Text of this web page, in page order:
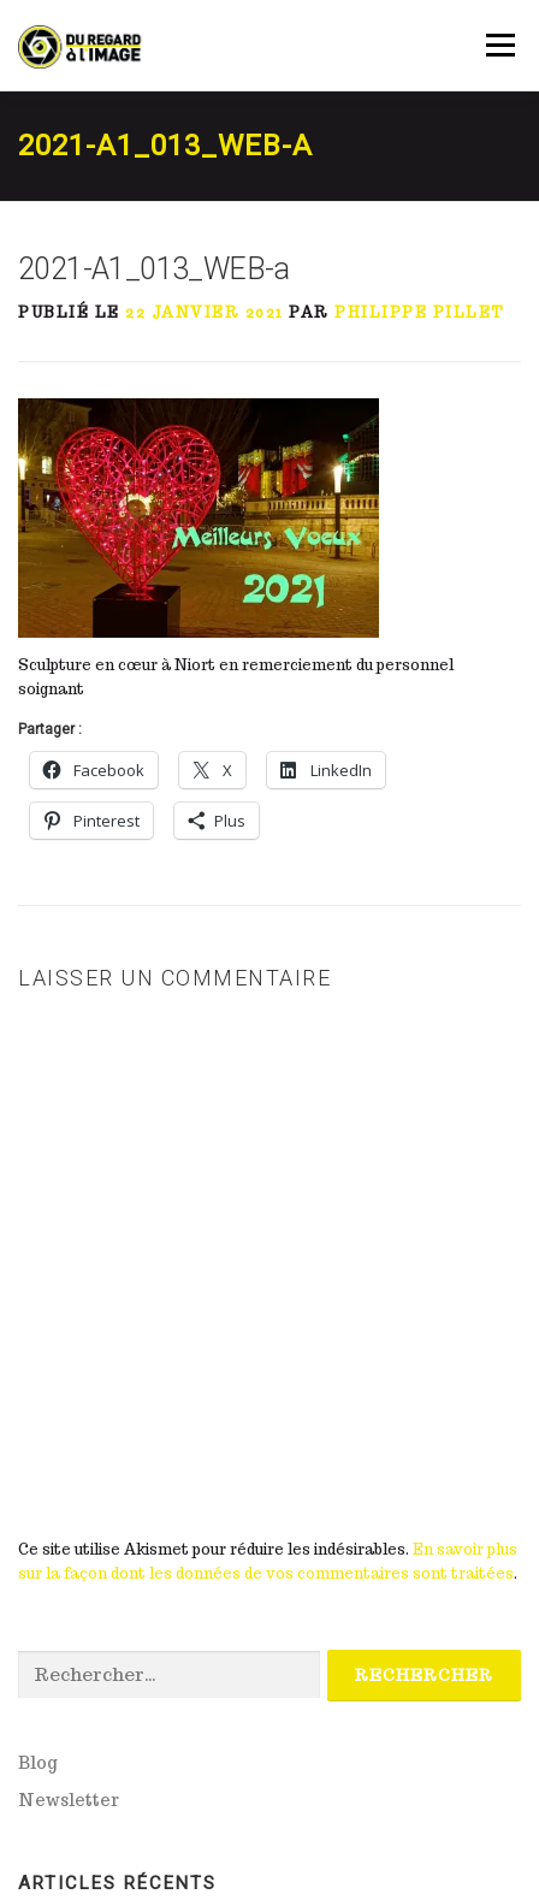
contenu
Menu
PRESTATIONS AGENDA
CONTACT
2021-A1_013_WEB-A
2021-A1_013_WEB-a
PUBLIÉ LE 22 JANVIER 2021 PAR PHILIPPE PILLET
Sculpture en cœur à Niort en remerciement du personnel
soignant
Partager :
Facebook X LinkedIn
Pinterest Plus
LAISSER UN COMMENTAIRE
Ce site utilise Akismet pour réduire les indésirables. En savoir plus
sur la façon dont les données de vos commentaires sont traitées.
Blog
Newsletter
ARTICLES RÉCENTS